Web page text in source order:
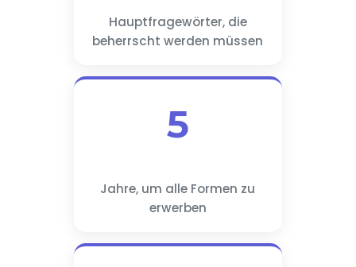
Hauptfragewörter, die
beherrscht werden müssen
5
Jahre, um alle Formen zu
erwerben